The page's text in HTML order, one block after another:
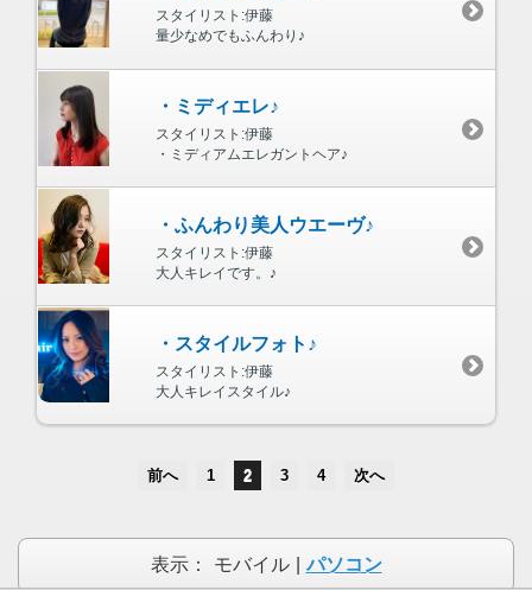
スタイリスト:伊藤
量少なめでもふんわり♪
・ミディエレ♪
スタイリスト:伊藤
・ミディアムエレガントヘア♪
・ふんわり美人ウエーヴ♪
スタイリスト:伊藤
大人キレイです。♪
・スタイルフォト♪
スタイリスト:伊藤
大人キレイスタイル♪
前へ 1 2 3 4 次へ
表示： モバイル パソコン